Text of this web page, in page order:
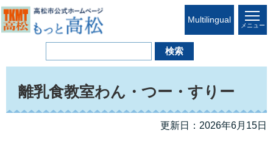
Multilingual
メニュー
離乳食教室わん・つー・すりー
更新日：2026年6月15日